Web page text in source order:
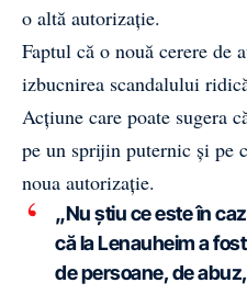
o altă autorizație.
Faptul că o nouă cerere de
izbucnirea scandalului
Acțiune care poate sugera
pe un sprijin puternic și pe
noua autorizație.
„Nu știu ce este în
că la Lenauheim a
de persoane, de